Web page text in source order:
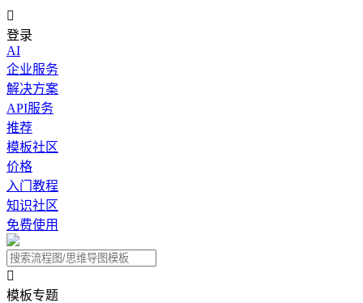

登录
AI
企业服务
解决方案
API服务
推荐
模板社区
价格
入门教程
知识社区
免费使用

模板专题